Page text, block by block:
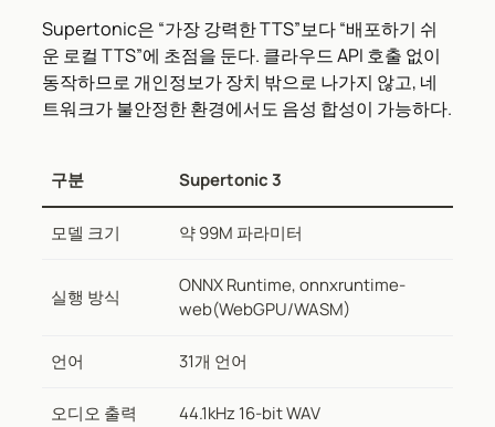
Supertonic은 “가장 강력한 TTS”보다 “배포하기 쉬
운 로컬 TTS”에 초점을 둔다. 클라우드 API 호출 없이
동작하므로 개인정보가 장치 밖으로 나가지 않고, 네
트워크가 불안정한 환경에서도 음성 합성이 가능하다.
구분 Supertonic 3
모델 크기 약 99M 파라미터
실행 방식
ONNX Runtime, onnxruntime-
web(WebGPU/WASM)
언어 31개 언어
오디오 출력 44.1kHz 16-bit WAV